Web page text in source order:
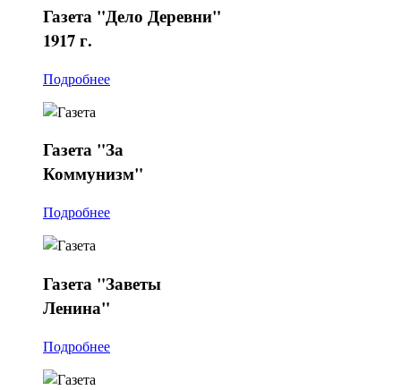
Газета "Дело Деревни"
1917 г.
Подробнее
Газета "За
Коммунизм"
Подробнее
Газета "Заветы
Ленина"
Подробнее